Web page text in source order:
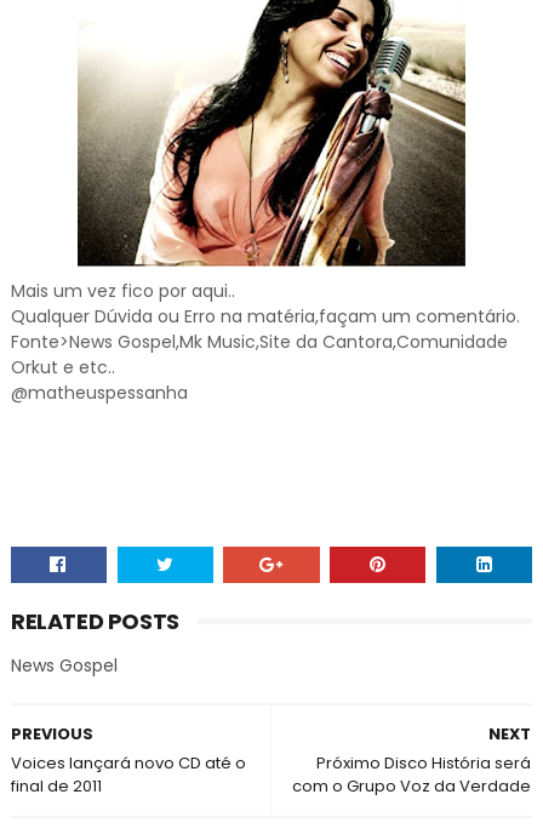
Mais um vez fico por aqui..
Qualquer Dúvida ou Erro na matéria,façam um comentário.
Fonte>News Gospel,Mk Music,Site da Cantora,Comunidade
Orkut e etc..
@matheuspessanha
RELATED POSTS
News Gospel
NEXT
Próximo Disco História será
com o Grupo Voz da Verdade
PREVIOUS
Voices lançará novo CD até o
final de 2011